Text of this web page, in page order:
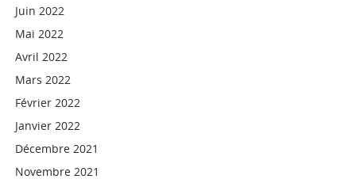
Juin 2022
Mai 2022
Avril 2022
Mars 2022
Février 2022
Janvier 2022
Décembre 2021
Novembre 2021